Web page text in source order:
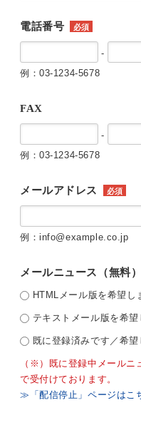
電話番号 必須
-
例：03-1234-5678
FAX
-
例：03-1234-5678
メールアドレス 必須
例：info@example.co.jp
メールニュース（無料）
HTMLメール版を希望し
テキストメール版を希望
既に登録済みです／希
（※）既に登録中メールニ
で受付けております。
≫「配信停止」ページはこ